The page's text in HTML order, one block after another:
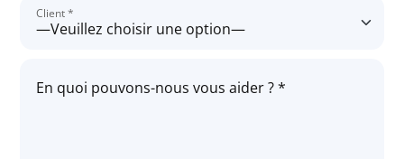
Client *
En quoi pouvons-nous vous aider ? *